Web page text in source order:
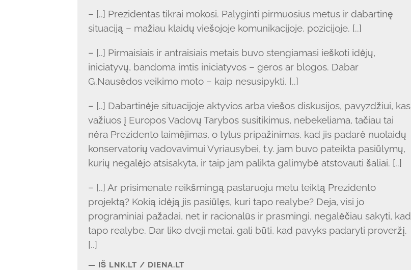
– [..] Prezidentas tikrai mokosi. Palyginti pirmuosius metus ir dabartinę
situaciją – mažiau klaidų viešojoje komunikacijoje, pozicijoje. [..]
– [..] Pirmaisiais ir antraisiais metais buvo stengiamasi ieškoti idėjų,
iniciatyvų, bandoma imtis iniciatyvos – geros ar blogos. Dabar
G.Nausėdos veikimo moto – kaip nesusipykti. [..]
– [..] Dabartinėje situacijoje aktyvios arba viešos diskusijos, pavyzdžiui, kas
važiuos į Europos Vadovų Tarybos susitikimus, nebekeliama, tačiau tai
nėra Prezidento laimėjimas, o tylus pripažinimas, kad jis padarė nuolaidų
konservatorių vadovavimui Vyriausybei, t.y. jam buvo pateikta pasiūlymų,
kurių negalėjo atsisakyta, ir taip jam palikta galimybė atstovauti šaliai. [..]
– [..] Ar prisimenate reikšmingą pastaruoju metu teiktą Prezidento
projektą? Kokią idėją jis pasiūlęs, kuri tapo realybe? Deja, visi jo
programiniai pažadai, net ir racionalūs ir prasmingi, negalėčiau sakyti, kad
tapo realybe. Dar liko dveji metai, gali būti, kad pavyks padaryti proveržį.
[..]
IŠ LNK.LT / DIENA.LT